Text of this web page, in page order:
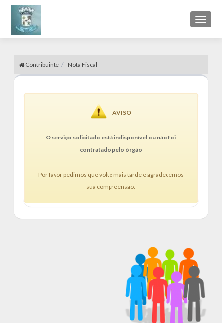
Toggle
Contribuinte Nota Fiscal
AVISO
O serviço solicitado está indisponível ou não foi
contratado pelo órgão
Por favor pedimos que volte mais tarde e agradecemos
sua compreensão.